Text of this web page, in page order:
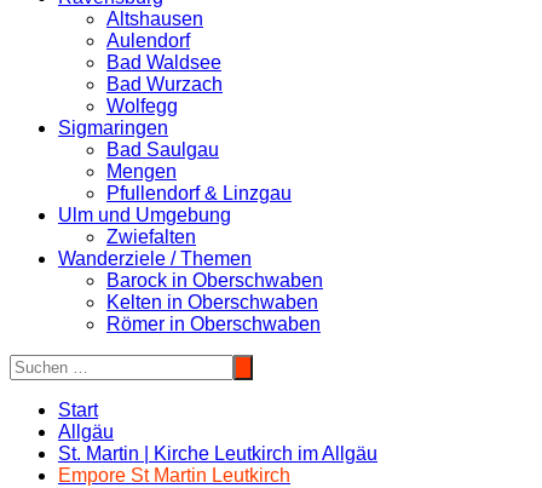
Altshausen
Aulendorf
Bad Waldsee
Bad Wurzach
Wolfegg
Sigmaringen
Bad Saulgau
Mengen
Pfullendorf & Linzgau
Ulm und Umgebung
Zwiefalten
Wanderziele / Themen
Barock in Oberschwaben
Kelten in Oberschwaben
Römer in Oberschwaben
Start
Allgäu
St. Martin | Kirche Leutkirch im Allgäu
Empore St Martin Leutkirch